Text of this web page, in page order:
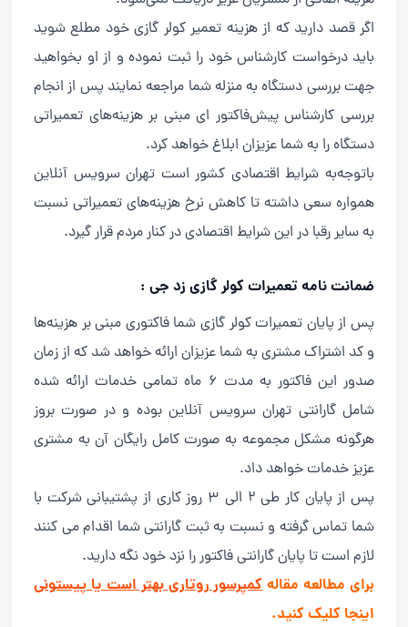
اگر قصد دارید که از هزینه تعمیر کولر گازی خود مطلع شوید
باید درخواست کارشناس خود را ثبت نموده و از او بخواهید
جهت بررسی دستگاه به منزله شما مراجعه نمایند پس از انجام
بررسی کارشناس پیش‌فاکتور ای مبنی بر هزینه‌های تعمیراتی
دستگاه را به شما عزیزان ابلاغ خواهد کرد.
باتوجه‌به شرایط اقتصادی کشور است تهران سرویس آنلاین
همواره سعی داشته تا کاهش نرخ هزینه‌های تعمیراتی نسبت
به سایر رقبا در این شرایط اقتصادی در کنار مردم قرار گیرد.
ضمانت نامه تعمیرات کولر گازی زد جی :
پس از پایان تعمیرات کولر گازی شما فاکتوری مبنی بر هزینه‌ها
و کد اشتراک مشتری به شما عزیزان ارائه خواهد شد که از زمان
صدور این فاکتور به مدت ۶ ماه تمامی خدمات ارائه شده
شامل گارانتی تهران سرویس آنلاین بوده و در صورت بروز
هرگونه مشکل مجموعه به صورت کامل رایگان آن به مشتری
عزیز خدمات خواهد داد.
پس از پایان کار طی ۲ الی ۳ روز کاری از پشتیبانی شرکت با
شما تماس گرفته و نسبت به ثبت گارانتی شما اقدام می کنند
لازم است تا پایان گارانتی فاکتور را نزد خود نگه دارید.
برای مطالعه مقالهکمپرسور روتاری بهتر است یا پیستونی
اینجا کلیک کنید.